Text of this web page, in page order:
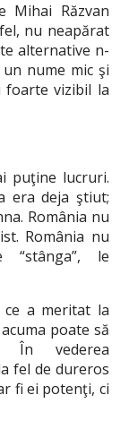
Mihai Răzvan
nu neapărat
alternative n-
nume mic şi
foarte vizibil la
puţine lucruri.
era deja ştiut;
România nu
România nu
le
ce a meritat la
poate să
vederea
fel de dureros
fi ei potenţi, ci